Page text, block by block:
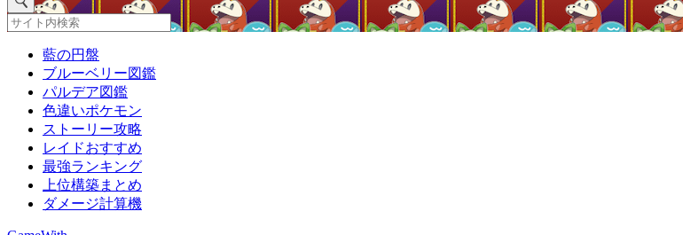
藍の円盤
ブルーベリー図鑑
パルデア図鑑
色違いポケモン
ストーリー攻略
レイドおすすめ
最強ランキング
上位構築まとめ
ダメージ計算機